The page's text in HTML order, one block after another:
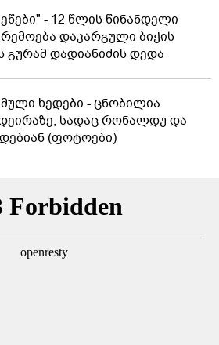
- 12 წლის წინანდელი
დაკარგული ბიჭის
გურამ დადიანიძის დედა
ხედები - ცნობილია
სადაც რონალდუ და
(ფოტოები)